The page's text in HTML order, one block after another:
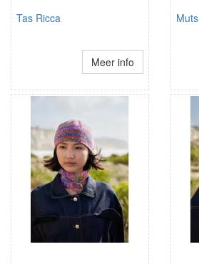
Tas Ricca
Meer info